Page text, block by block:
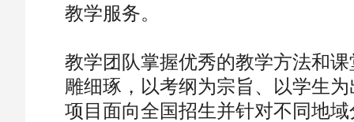
教学服务。
教学团队掌握优秀的教学方法和
雕细琢，以考纲为宗旨、以学生
项目面向全国招生并针对不同地